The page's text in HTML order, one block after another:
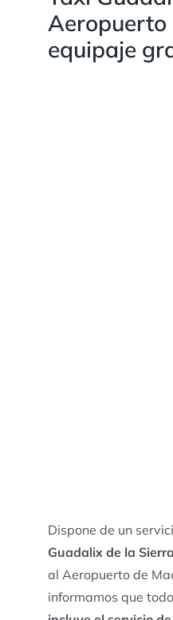
Aeropuerto
equipaje
Dispone de un
Guadalix de la Sierra
al Aeropuerto de
informamos que